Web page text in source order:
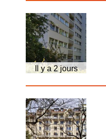
Il y a 2 jours